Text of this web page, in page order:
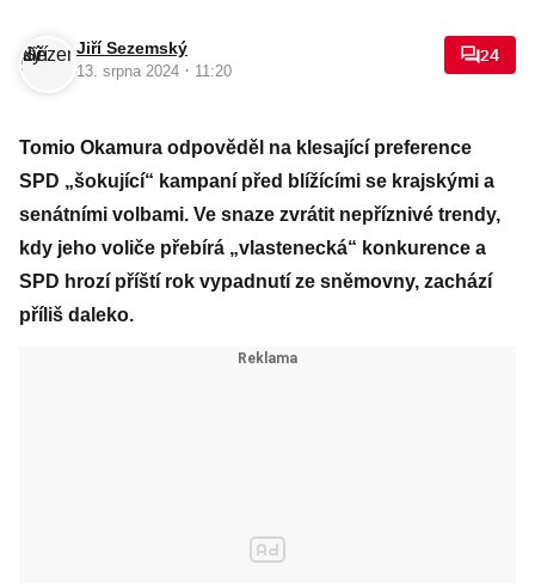
Jiří Sezemský
13. srpna 2024 · 11:20
24
Tomio Okamura odpověděl na klesající preference
SPD „šokující“ kampaní před blížícími se krajskými a
senátními volbami. Ve snaze zvrátit nepříznivé trendy,
kdy jeho voliče přebírá „vlastenecká“ konkurence a
SPD hrozí příští rok vypadnutí ze sněmovny, zachází
příliš daleko.